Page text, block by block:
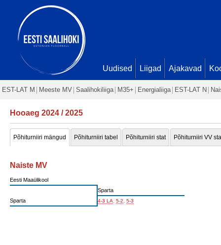
Uudised Liigad Ajakavad
EST-LAT M Meeste MV Saalihokiliiga M35+ Energialiiga EST-LAT N
Hooaeg 2024 / 2025
Põhiturniiri mängud Põhiturniiri tabel Põhiturniiri stat Põhiturniiri VV
Naiste MV
Eesti Maaülikool
Sparta
Sparta
4-3 LA 5-2 5-3